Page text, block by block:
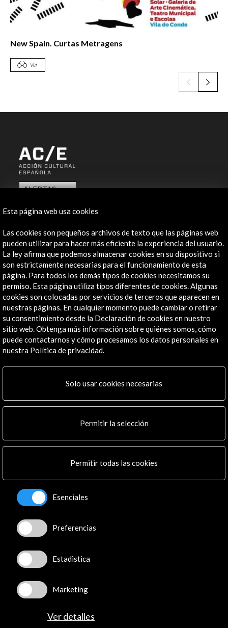
New Spain. Curtas Metragens
Ver
ALERTAS
Contacta
info@accioncultural.es
+34 91 700 4000
José Abascal, 4 - 4º
28003 Madrid, España
Canales de contacto
Explora
Institucional
Residencias
Noticias
Mapa Web
Boletín digital
Logo y crédito a AC/E
Conecta
Instagram
LinkedIn
Facebook
Youtube
Flickr
TikTok
Esta página web usa cookies
Las cookies son pequeños archivos de texto que las páginas web
pueden utilizar para hacer más eficiente la experiencia del usuario.
La ley afirma que podemos almacenar cookies en su dispositivo si
son estrictamente necesarias para el funcionamiento de esta
página. Para todos los demás tipos de cookies necesitamos su
permiso. Esta página utiliza tipos diferentes de cookies. Algunas
cookies son colocadas por servicios de terceros que aparecen en
nuestras páginas. En cualquier momento puede cambiar o retirar
su consentimiento desde la Declaración de cookies en nuestro
sitio web. Obtenga más información sobre quiénes somos, cómo
puede contactarnos y cómo procesamos los datos personales en
nuestra Política de privacidad.
Solo usar cookies necesarias
Permitir la selección
Permitir todas las cookies
Esenciales
Preferencias
Estadistica
Marketing
Ver detalles